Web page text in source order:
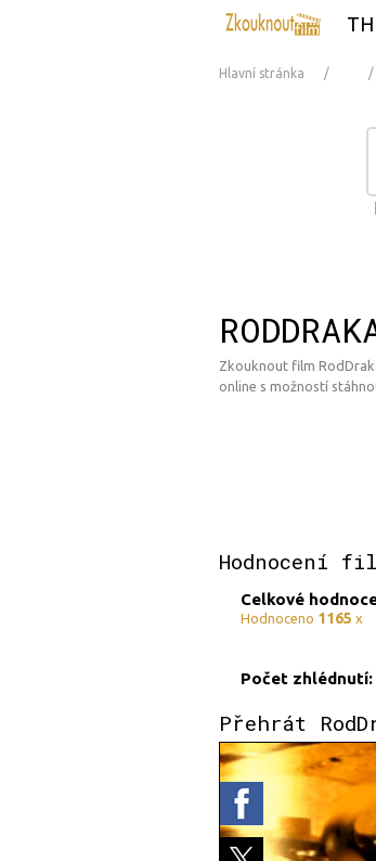
Hlavní stránka
Zkouknout film
online s možností
Hodnocení
Celkové
Hodnoceno 1165 x
Počet zhlédnutí:
Přehrát